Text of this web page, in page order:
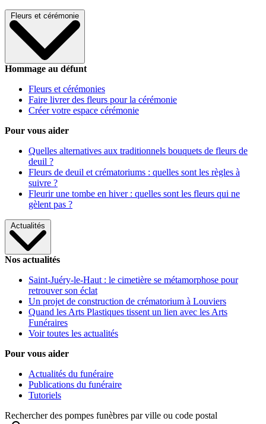
Fleurs et cérémonie
Hommage au défunt
Fleurs et cérémonies
Faire livrer des fleurs pour la cérémonie
Créer votre espace cérémonie
Pour vous aider
Quelles alternatives aux traditionnels bouquets de fleurs de
deuil ?
Fleurs de deuil et crématoriums : quelles sont les règles à
suivre ?
Fleurir une tombe en hiver : quelles sont les fleurs qui ne
gèlent pas ?
Actualités
Nos actualités
Saint-Juéry-le-Haut : le cimetière se métamorphose pour
retrouver son éclat
Un projet de construction de crématorium à Louviers
Quand les Arts Plastiques tissent un lien avec les Arts
Funéraires
Voir toutes les actualités
Pour vous aider
Actualités du funéraire
Publications du funéraire
Tutoriels
Rechercher des pompes funèbres par ville ou code postal